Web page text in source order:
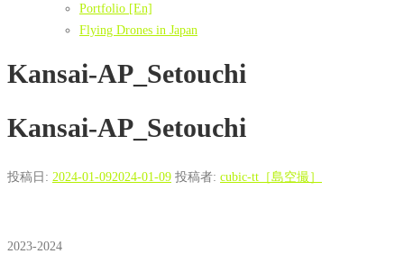
Portfolio [En]
Flying Drones in Japan
Kansai-AP_Setouchi
Kansai-AP_Setouchi
投稿日: 2024-01-092024-01-09 投稿者: cubic-tt［島空撮］
2023-2024